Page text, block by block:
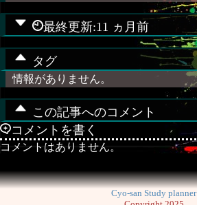
最終更新:11 ヵ月前
タグ
情報がありません。
この記事へのコメント
コメントを書く
コメントはありません。
Cyo-san Study planner